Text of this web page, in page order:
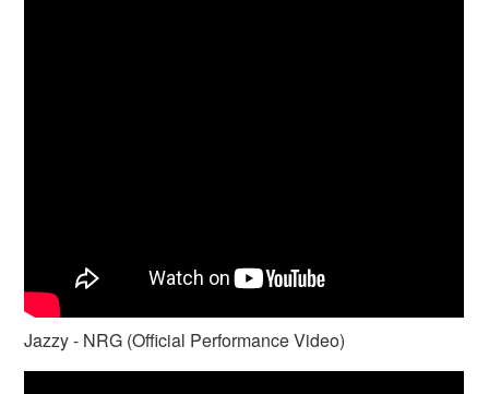
Jazzy - NRG (Official Performance Video)